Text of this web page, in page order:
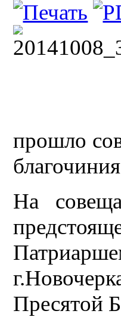
прошло
На
Пресятой